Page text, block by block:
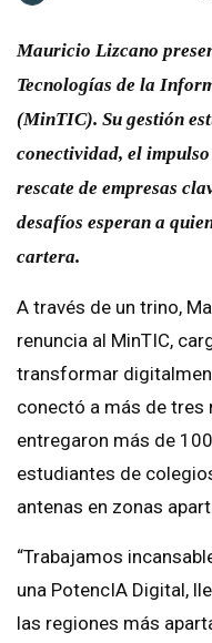
Mauricio Lizcano
Tecnologías de la
(MinTIC). Su gestión
conectividad, el
rescate de empresas
desafíos esperan a
cartera.
A través de un trino,
renuncia al MinTIC,
transformar
conectó a más de tres
entregaron más de
estudiantes de
antenas en zonas
“Trabajamos
una PotencIA Digital,
las regiones más